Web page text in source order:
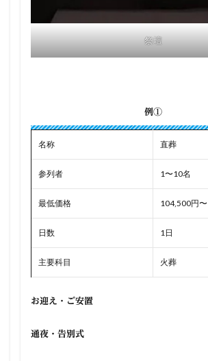
祭壇
例①
名称 直葬
参列者 1〜10名
最低価格 104,500円〜
日数 1日
主要科目 火葬
お迎え・ご安置
通夜・告別式